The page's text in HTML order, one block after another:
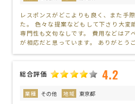
レスポンスがどこよりも良く、また手
た。 色々な提案などもして下さり大変
専門性も文句なしです。 費用などはア
が相応だと思っています。 ありがとう
総合評価 4.2
業種 その他 地域 東京都